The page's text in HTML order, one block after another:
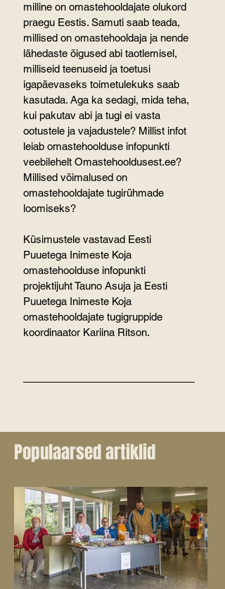
milline on omastehooldajate olukord
praegu Eestis. Samuti saab teada,
millised on omastehooldaja ja nende
lähedaste õigused abi taotlemisel,
milliseid teenuseid ja toetusi
igapäevaseks toimetulekuks saab
kasutada. Aga ka sedagi, mida teha,
kui pakutav abi ja tugi ei vasta
ootustele ja vajadustele? Millist infot
leiab omastehoolduse infopunkti
veebilehelt Omastehooldusest.ee?
Millised võimalused on
omastehooldajate tugirühmade
loomiseks?
Küsimustele vastavad Eesti
Puuetega Inimeste Koja
omastehoolduse infopunkti
projektijuht Tauno Asuja ja Eesti
Puuetega Inimeste Koja
omastehooldajate tugigruppide
koordinaator Kariina Ritson.
Populaarsed artiklid